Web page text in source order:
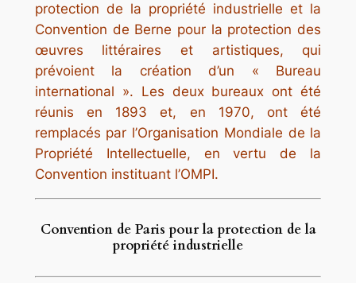
protection de la propriété industrielle et la
Convention de Berne pour la protection des
œuvres littéraires et artistiques, qui
prévoient la création d’un « Bureau
international ». Les deux bureaux ont été
réunis en 1893 et, en 1970, ont été
remplacés par l’Organisation Mondiale de la
Propriété Intellectuelle, en vertu de la
Convention instituant l’OMPI.
Convention de Paris pour la protection de la
propriété industrielle